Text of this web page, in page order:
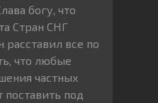
богу, что
Стран СНГ
расставил все по
что любые
частных
под